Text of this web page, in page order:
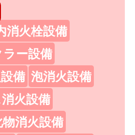
消火栓設備
ー設備
備 泡消火設備
火設備
消火設備